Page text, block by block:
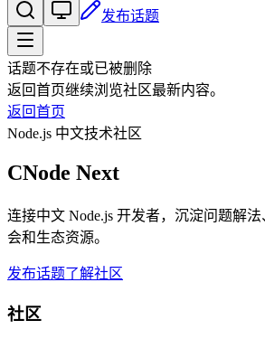
发布话题
话题不存在或已被删除
返回首页继续浏览社区最新内容。
返回首页
Node.js 中文技术社区
CNode Next
连接中文 Node.js 开发者，沉淀问题解
会和生态资源。
发布话题了解社区
社区